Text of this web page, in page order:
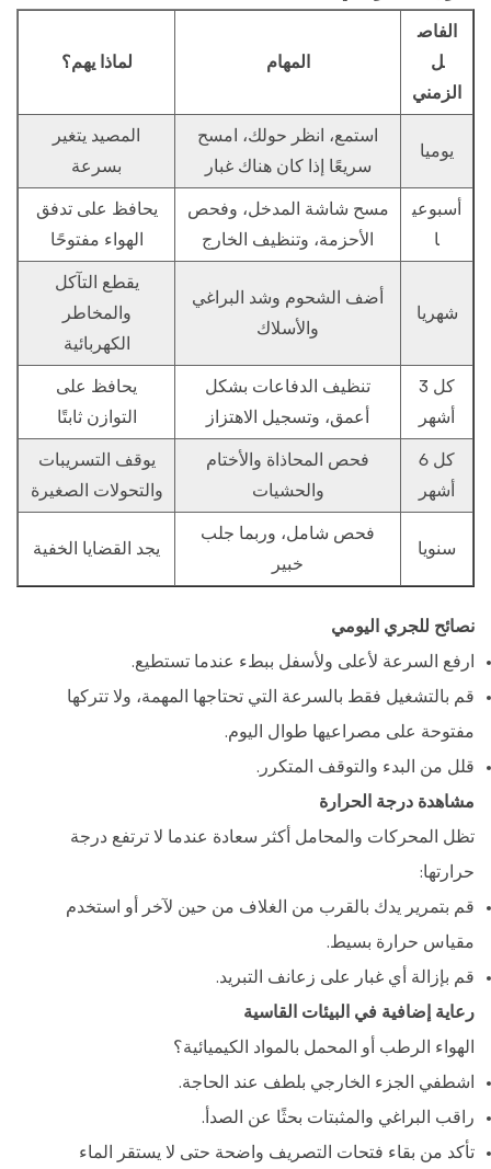
الفاص
ل
الزمني
المهام لماذا يهم؟
يوميا
استمع، انظر حولك، امسح
سريعًا إذا كان هناك غبار
المصيد يتغير
بسرعة
أسبوعي
ا
مسح شاشة المدخل، وفحص
الأحزمة، وتنظيف الخارج
يحافظ على تدفق
الهواء مفتوحًا
شهريا
أضف الشحوم وشد البراغي
والأسلاك
يقطع التآكل
والمخاطر
الكهربائية
كل 3
أشهر
تنظيف الدفاعات بشكل
أعمق، وتسجيل الاهتزاز
يحافظ على
التوازن ثابتًا
كل 6
أشهر
فحص المحاذاة والأختام
والحشيات
يوقف التسريبات
والتحولات الصغيرة
سنويا
فحص شامل، وربما جلب
خبير
يجد القضايا الخفية
نصائح للجري اليومي
ارفع السرعة لأعلى ولأسفل ببطء عندما تستطيع.
قم بالتشغيل فقط بالسرعة التي تحتاجها المهمة، ولا تتركها
مفتوحة على مصراعيها طوال اليوم.
قلل من البدء والتوقف المتكرر.
مشاهدة درجة الحرارة
تظل المحركات والمحامل أكثر سعادة عندما لا ترتفع درجة
حرارتها:
قم بتمرير يدك بالقرب من الغلاف من حين لآخر أو استخدم
مقياس حرارة بسيط.
قم بإزالة أي غبار على زعانف التبريد.
رعاية إضافية في البيئات القاسية
الهواء الرطب أو المحمل بالمواد الكيميائية؟
اشطفي الجزء الخارجي بلطف عند الحاجة.
راقب البراغي والمثبتات بحثًا عن الصدأ.
تأكد من بقاء فتحات التصريف واضحة حتى لا يستقر الماء